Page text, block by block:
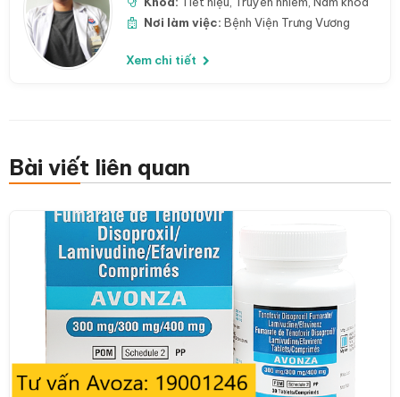
Nơi làm việc: Bệnh Viện Trưng Vương
Xem chi tiết
Bài viết liên quan